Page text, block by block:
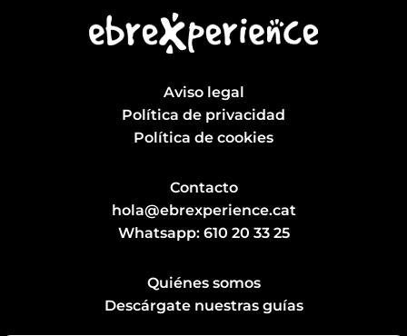
Aviso legal
Política de privacidad
Política de cookies
Contacto
hola@ebrexperience.cat
Whatsapp: 610 20 33 25
Quiénes somos
Descárgate nuestras guías